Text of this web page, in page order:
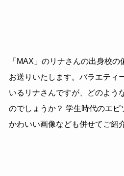
「MAX」のリナさんの出身校
お送りいたします。バラエティ
いるリナさんですが、どのよう
のでしょうか？ 学生時代のエピ
かわいい画像なども併せてご紹